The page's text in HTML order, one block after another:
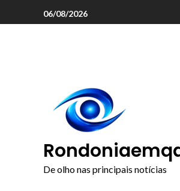
06/08/2026
De olho nas principais notícias